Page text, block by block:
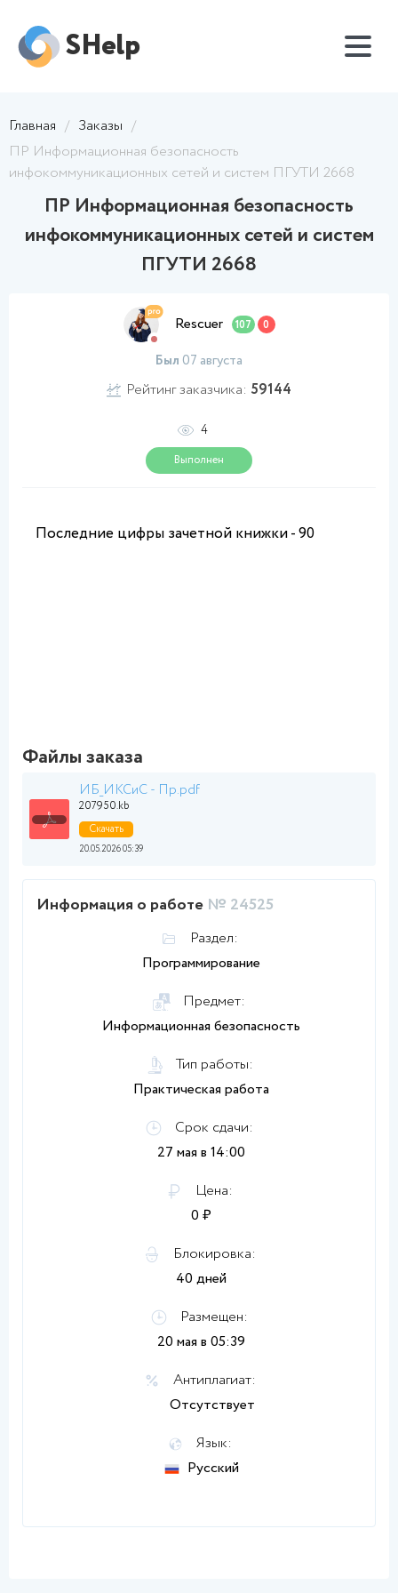
SHelp
Главная / Заказы /
ПР Информационная безопасность
инфокоммуникационных сетей и систем ПГУТИ 2668
ПР Информационная безопасность
инфокоммуникационных сетей и систем
ПГУТИ 2668
Rescuer 107 0
Был 07 августа
Рейтинг заказчика: 59144
4
Выполнен
Последние цифры зачетной книжки - 90
Файлы заказа
ИБ_ИКСиС - Пр.pdf
207950.kb
Скачать
20.05.2026 05:39
Информация о работе № 24525
Раздел:
Программирование
Предмет:
Информационная безопасность
Тип работы:
Практическая работа
Срок сдачи:
27 мая в 14:00
Цена:
0 ₽
Блокировка:
40 дней
Размещен:
20 мая в 05:39
Антиплагиат:
Отсутствует
Язык:
Русский